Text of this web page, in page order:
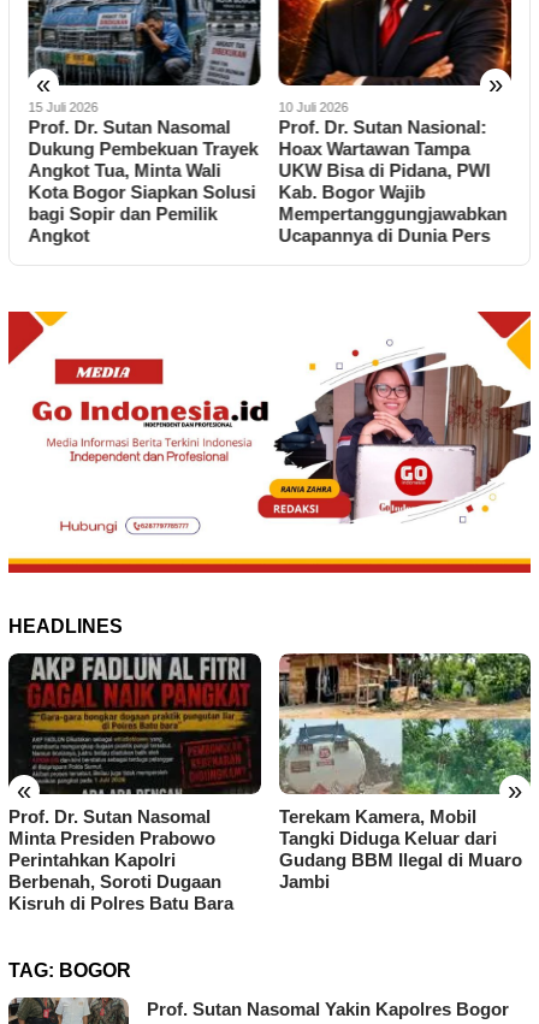
« »
15 Juli 2026
Prof. Dr. Sutan Nasomal
Dukung Pembekuan Trayek
Angkot Tua, Minta Wali
Kota Bogor Siapkan Solusi
bagi Sopir dan Pemilik
Angkot
10 Juli 2026
Prof. Dr. Sutan Nasional:
Hoax Wartawan Tampa
UKW Bisa di Pidana, PWI
Kab. Bogor Wajib
Mempertanggungjawabkan
Ucapannya di Dunia Pers
HEADLINES
« »
Prof. Dr. Sutan Nasomal
Minta Presiden Prabowo
Perintahkan Kapolri
Berbenah, Soroti Dugaan
Kisruh di Polres Batu Bara
Terekam Kamera, Mobil
Tangki Diduga Keluar dari
Gudang BBM Ilegal di Muaro
Jambi
TAG: BOGOR
Prof. Sutan Nasomal Yakin Kapolres Bogor